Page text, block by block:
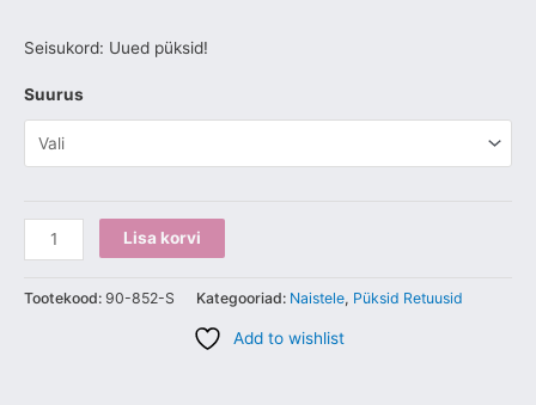
Seisukord: Uued püksid!
Suurus
Lisa korvi
Tootekood: 90-852-S Kategooriad: Naistele, Püksid Retuusid
Add to wishlist